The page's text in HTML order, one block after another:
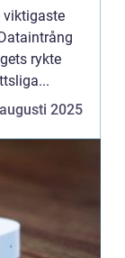
viktigaste
rykte
2025